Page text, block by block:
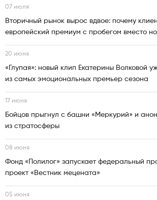
07 июля
Вторичный рынок вырос вдвое: почему
европейский премиум с пробегом вместо
20 июня
«Глупая»: новый клип Екатерины Волковой
из самых эмоциональных премьер сезона
17 июня
Бойцов прыгнул с башни «Меркурий» и
из стратосферы
08 июня
Фонд «Полилог» запускает федеральный
проект «Вестник мецената»
05 июня